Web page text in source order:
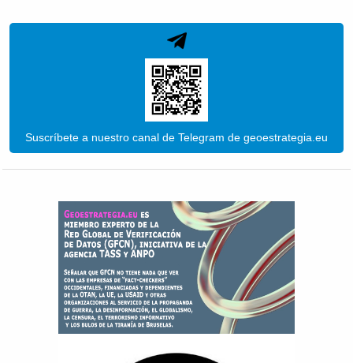
Suscríbete a nuestro canal de Telegram de geoestrategia.eu